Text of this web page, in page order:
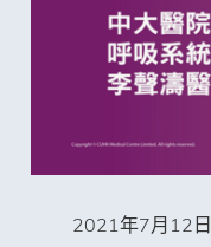
2021年7月12日